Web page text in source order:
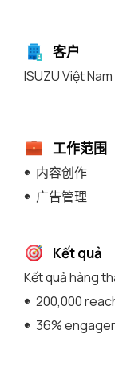
客户
ISUZU Việt Nam
工作范围
内容创作
广告管理
Kết quả
Kết quả hàng
200,000
36%